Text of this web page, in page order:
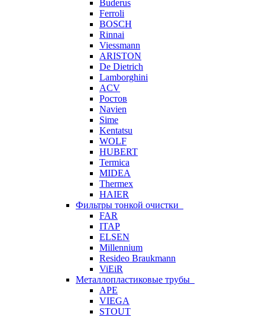
Buderus
Ferroli
BOSCH
Rinnai
Viessmann
ARISTON
De Dietrich
Lamborghini
ACV
Ростов
Navien
Sime
Kentatsu
WOLF
HUBERT
Termica
MIDEA
Thermex
HAIER
Фильтры тонкой очистки
FAR
ITAP
ELSEN
Millennium
Resideo Braukmann
ViEiR
Металлопластиковые трубы
APE
VIEGA
STOUT